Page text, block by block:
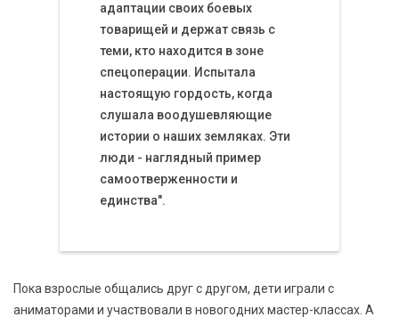
адаптации своих боевых
товарищей и держат связь с
теми, кто находится в зоне
спецоперации. Испытала
настоящую гордость, когда
слушала воодушевляющие
истории о наших земляках. Эти
люди - наглядный пример
самоотверженности и
единства".
Пока взрослые общались друг с другом, дети играли с
аниматорами и участвовали в новогодних мастер-классах. А